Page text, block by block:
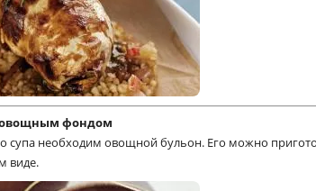
овощным фондом
супа необходим овощной бульон. Его можно
виде.